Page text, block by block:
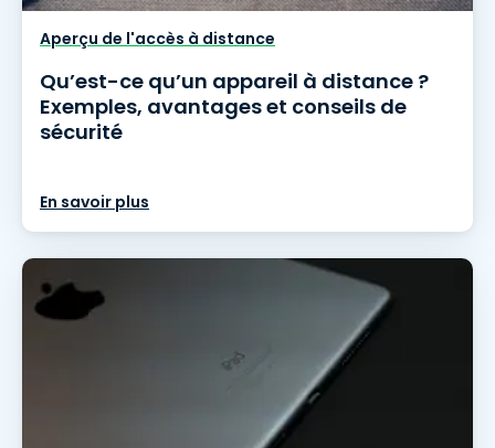
Aperçu de l'accès à distance
Qu’est-ce qu’un appareil à distance ?
Exemples, avantages et conseils de
sécurité
En savoir plus